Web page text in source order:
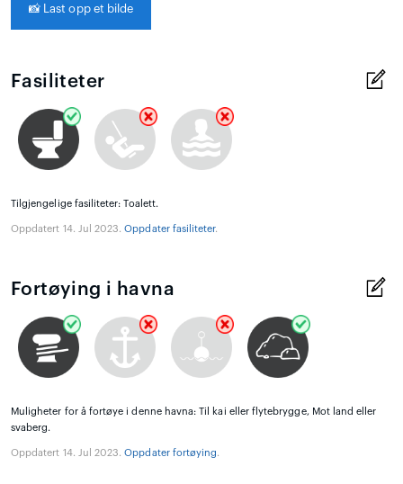
📸 Last opp et bilde
Fasiliteter
Tilgjengelige fasiliteter: Toalett.
Oppdatert 14. Jul 2023.Oppdater fasiliteter.
Fortøying i havna
Muligheter for å fortøye i denne havna: Til kai eller flytebrygge, Mot land eller
svaberg.
Oppdatert 14. Jul 2023.Oppdater fortøying.